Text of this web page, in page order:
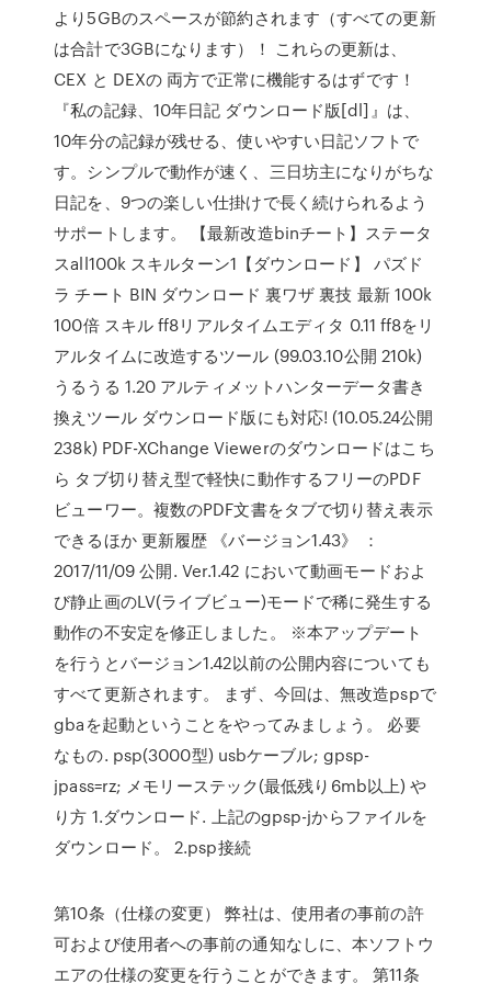
より5GBのスペースが節約されます（すべての更新
は合計で3GBになります）！ これらの更新は、
CEX と DEXの 両方で正常に機能するはずです！
『私の記録、10年日記 ダウンロード版[dl]』は、
10年分の記録が残せる、使いやすい日記ソフトで
す。シンプルで動作が速く、三日坊主になりがちな
日記を、9つの楽しい仕掛けで長く続けられるよう
サポートします。 【最新改造binチート】ステータ
スall100k スキルターン1【ダウンロード】 パズド
ラ チート BIN ダウンロード 裏ワザ 裏技 最新 100k
100倍 スキル ff8リアルタイムエディタ 0.11 ff8をリ
アルタイムに改造するツール (99.03.10公開 210k)
うるうる 1.20 アルティメットハンターデータ書き
換えツール ダウンロード版にも対応! (10.05.24公開
238k) PDF-XChange Viewerのダウンロードはこち
ら タブ切り替え型で軽快に動作するフリーのPDF
ビューワー。複数のPDF文書をタブで切り替え表示
できるほか 更新履歴 《バージョン1.43》 ：
2017/11/09 公開. Ver.1.42 において動画モードおよ
び静止画のLV(ライブビュー)モードで稀に発生する
動作の不安定を修正しました。 ※本アップデート
を行うとバージョン1.42以前の公開内容についても
すべて更新されます。 まず、今回は、無改造pspで
gbaを起動ということをやってみましょう。 必要
なもの. psp(3000型) usbケーブル; gpsp-
jpass=rz; メモリーステック(最低残り6mb以上) や
り方 1.ダウンロード. 上記のgpsp-jからファイルを
ダウンロード。 2.psp接続
第10条（仕様の変更） 弊社は、使用者の事前の許
可および使用者への事前の通知なしに、本ソフトウ
エアの仕様の変更を行うことができます。 第11条